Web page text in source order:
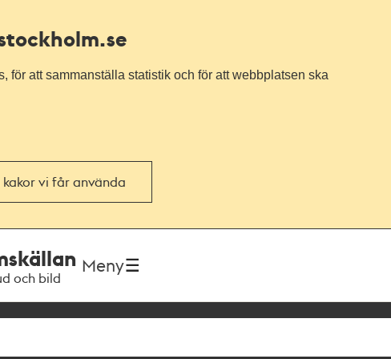
för att sammanställa statistik och för att webbplatsen ska
kakor vi får använda
och bild
Meny